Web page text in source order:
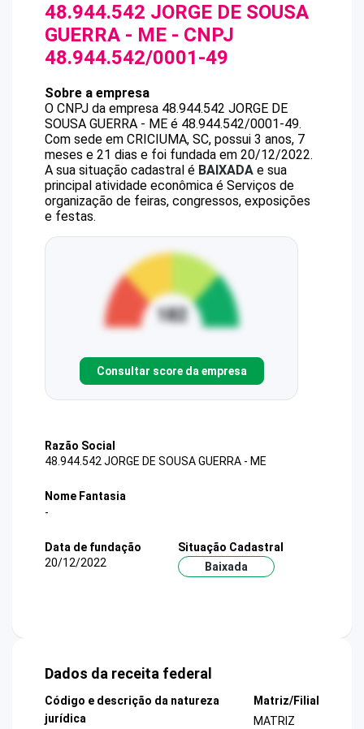
48.944.542 JORGE DE SOUSA
GUERRA - ME - CNPJ
48.944.542/0001-49
Sobre a empresa
O CNPJ da empresa 48.944.542 JORGE DE
SOUSA GUERRA - ME é 48.944.542/0001-49.
Com sede em CRICIUMA, SC, possui 3 anos, 7
meses e 21 dias e foi fundada em 20/12/2022.
A sua situação cadastral é BAIXADA e sua
principal atividade econômica é Serviços de
organização de feiras, congressos, exposições
e festas.
Consultar score da empresa
Razão Social
48.944.542 JORGE DE SOUSA GUERRA - ME
Nome Fantasia
-
Data de fundação
20/12/2022
Situação Cadastral
Baixada
Dados da receita federal
Código e descrição da natureza
jurídica
Matriz/Filial
MATRIZ